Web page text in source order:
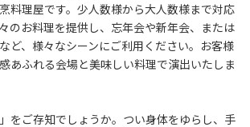
料理屋です。少人数様から大人数様まで対応
のお料理を提供し、忘年会や新年会、または
ど、様々なシーンにご利用ください。お客様
あふれる会場と美味しい料理で演出いたしま
をご存知でしょうか。つい身体をゆらし、手